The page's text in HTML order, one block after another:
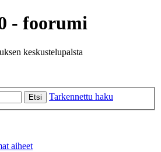
- foorumi
keskustelupalsta
Etsi Tarkennettu haku
aiheet